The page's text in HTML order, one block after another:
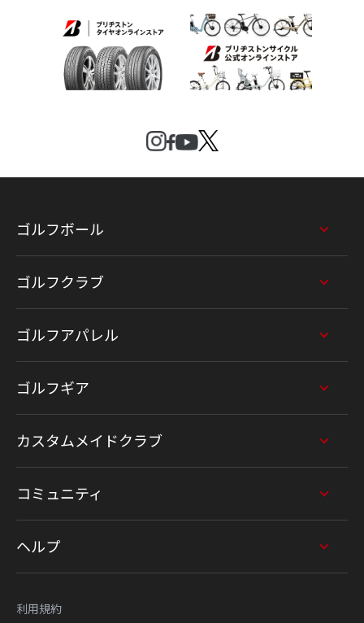
ゴルフボール
ゴルフクラブ
ゴルフアパレル
ゴルフギア
カスタムメイドクラブ
コミュニティ
ヘルプ
利用規約